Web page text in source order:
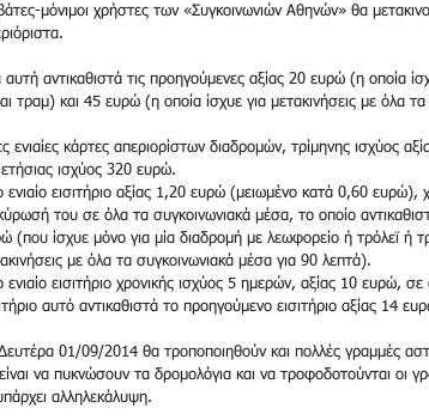
μόνιμοι χρήστες των «Συγκοινωνιών Αθηνών» θα
αντικαθιστά τις προηγούμενες αξίας 20 ευρώ (η οποία
τραμ) και 45 ευρώ (η οποία ίσχυε για μετακινήσεις με όλα
ενιαίες κάρτες απεριορίστων διαδρομών, τρίμηνης ισχύος
ετήσιας ισχύος 320 ευρώ.
ενιαίο εισιτήριο αξίας 1,20 ευρώ (μειωμένο κατά 0,60 ευρώ),
του σε όλα τα συγκοινωνιακά μέσα, το οποίο
(που ίσχυε μόνο για μία διαδρομή με λεωφορείο ή τρόλεϊ ή
με όλα τα συγκοινωνιακά μέσα για 90 λεπτά).
ενιαίο εισιτήριο χρονικής ισχύος 5 ημερών, αξίας 10 ευρώ,
αυτό αντικαθιστά το προηγούμενο εισιτήριο αξίας 14
01/09/2014 θα τροποποιηθούν και πολλές γραμμές
να πυκνώσουν τα δρομολόγια και να τροφοδοτούνται οι
αλληλεκάλυψη.